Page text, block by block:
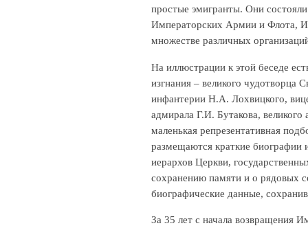
простые эмигранты. Они
Императорских Армии и Флота,
множестве различных
На иллюстрации к этой беседе
изгнания – великого чудотворца
инфантерии Н.А. Лохвицкого,
адмирала Г.И. Бутакова,
маленькая репрезентативная
размещаются краткие биографии
иерархов Церкви,
сохранению памяти и о рядовых
биографические данные,
За 35 лет с начала возвращения